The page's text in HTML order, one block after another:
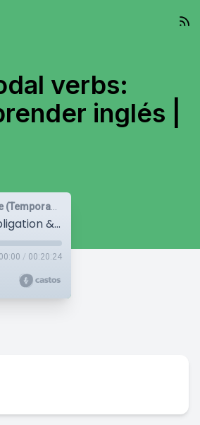
verbs:
inglés |
#30 Siblings… hate or love them? Modal verbs: obligation & permission | Podcast para aprender inglés | B2
00:00 / 00:20:24